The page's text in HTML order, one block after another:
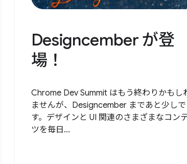
Designcember が登
場！
Chrome Dev Summit はもう終わりかもし
ませんが、Designcember まであと少しで
す。デザインと UI 関連のさまざまなコン
ツを毎日...